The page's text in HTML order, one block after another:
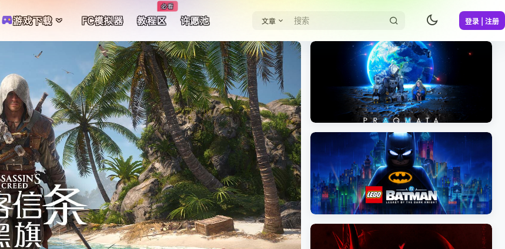
游戏下载 FC模拟器 教程区
必看
许愿池 文章 登录 | 注册
《识质存在/PRAGMATA》免安装中文版